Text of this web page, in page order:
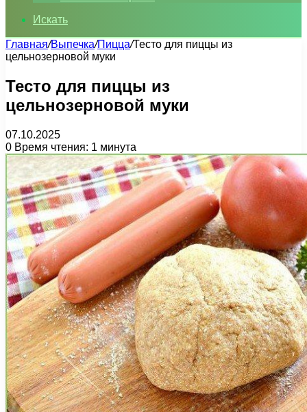
Искать
Главная/Выпечка/Пицца/Тесто для пиццы из
цельнозерновой муки
Тесто для пиццы из
цельнозерновой муки
07.10.2025
0 Время чтения: 1 минута